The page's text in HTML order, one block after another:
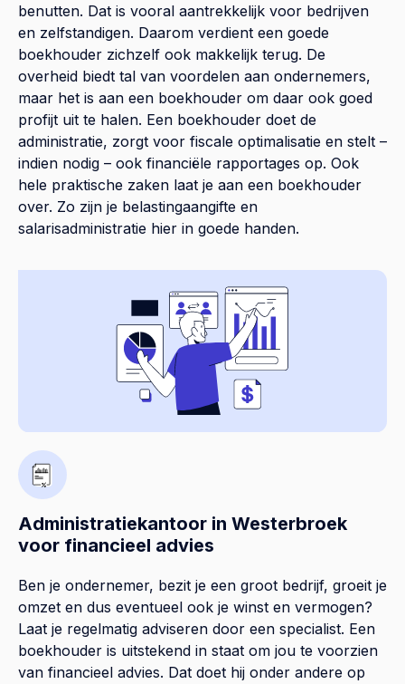
benutten. Dat is vooral aantrekkelijk voor bedrijven
en zelfstandigen. Daarom verdient een goede
boekhouder zichzelf ook makkelijk terug. De
overheid biedt tal van voordelen aan ondernemers,
maar het is aan een boekhouder om daar ook goed
profijt uit te halen. Een boekhouder doet de
administratie, zorgt voor fiscale optimalisatie en stelt –
indien nodig – ook financiële rapportages op. Ook
hele praktische zaken laat je aan een boekhouder
over. Zo zijn je belastingaangifte en
salarisadministratie hier in goede handen.
Administratiekantoor in Westerbroek
voor financieel advies
Ben je ondernemer, bezit je een groot bedrijf, groeit je
omzet en dus eventueel ook je winst en vermogen?
Laat je regelmatig adviseren door een specialist. Een
boekhouder is uitstekend in staat om jou te voorzien
van financieel advies. Dat doet hij onder andere op